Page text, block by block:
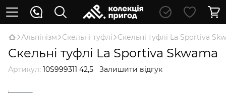
Альпінізм Скельні туфлі Скельні туфлі Lа Sportiva
Скельні туфлі Lа Sportiva Skwama
Артикул: 10S999311 42,5 Залишити відгук